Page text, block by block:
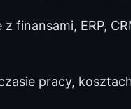
z finansami, ERP,
pracy,